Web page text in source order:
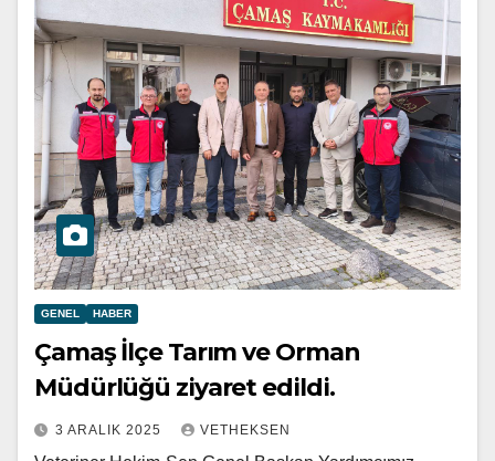
GENEL HABER
Çamaş İlçe Tarım ve Orman
Müdürlüğü ziyaret edildi.
3 ARALIK 2025 VETHEKSEN